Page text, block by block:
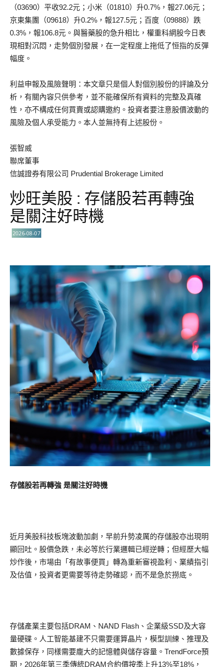
（03690）平收92.2元；小米（01810）升0.7%，報27.06元；
京東集團（09618）升0.2%，報127.5元；百度（09888）跌
0.3%，報106.8元。與醫藥股的急升相比，權重科網股今日表
現相對沉悶，走勢個別發展，在一定程度上拖低了恒指的反彈
幅度。
利益申報及風險聲明：本文章只是個人對個別股份的評論及分
析，有關內容只供參考，並不能確保所有資料的完整及真確
性，亦不構成任何買賣或認購邀約。投資者要注意股價波動的
風險及個人承受能力。本人並無持有上述股份。
張智威
聯席董事
信誠證券有限公司 Prudential Brokerage Limited
炒旺美股 : 存儲股若再轉強
是關注好時機
2026-08-07
存儲股若再轉強 是關注好時機
近月美股科技板塊波動加劇，早前升勢凌厲的存儲股亦出現明
顯回吐。股價急跌，未必等於行業邏輯已經逆轉；但經歷大幅
炒作後，市場由「有故事便買」轉為重新審視盈利、業績指引
及估值，投資者更需要等待走勢確認，而不是急於撈底。
存儲產業主要包括DRAM、NAND Flash、企業級SSD及大容
量硬碟。人工智能基建不只需要運算晶片，模型訓練、推理及
數據保存，同樣需要龐大的記憶體與儲存容量。TrendForce預
期，2026年第三季傳統DRAM合約價按季上升13%至18%，